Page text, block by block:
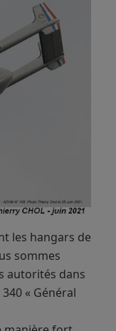
les hangars de
sommes
autorités dans
« Général